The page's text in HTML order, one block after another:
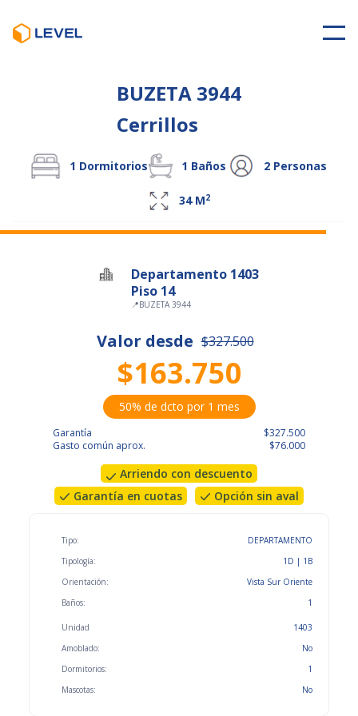
BUZETA 3944
Cerrillos
1 Dormitorios 1 Baños 2 Personas
34M2
Departamento 1403
Piso 14
📍BUZETA 3944
Valor desde $327.500
$163.750
50% de dcto por 1 mes
Garantía
Gasto común aprox.
$327.500
$76.000
Arriendo con descuento
Garantía en cuotas
Opción sin aval
Tipo:
Tipología:
Orientación:
Baños:
DEPARTAMENTO
1D | 1B
Vista Sur Oriente
1
Unidad
Amoblado:
Dormitorios:
Mascotas:
1403
No
1
No